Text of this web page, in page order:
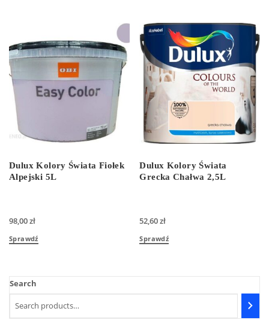
Dulux Kolory Świata Fiołek
Alpejski 5L
98,00zł
Sprawdź
Dulux Kolory Świata
Grecka Chałwa 2,5L
52,60zł
Sprawdź
Search